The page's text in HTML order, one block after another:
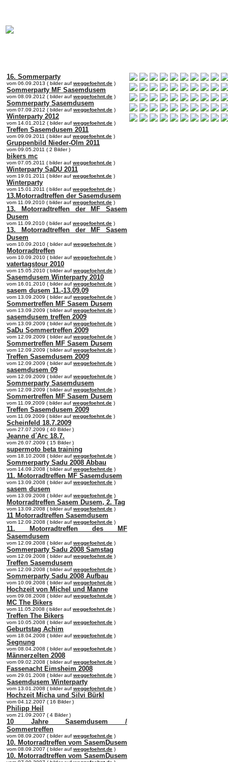
16. Sommerparty
vom 06.09.2013 ( bilder auf weggefoehnt.de )
Sommerparty MF Sasemdusem
vom 08.09.2012 ( bilder auf weggefoehnt.de )
Sommerparty Sasemdusem
vom 07.09.2012 ( bilder auf weggefoehnt.de )
Winterparty 2012
vom 14.01.2012 ( bilder auf weggefoehnt.de )
Treffen Sasemdusem 2011
vom 09.09.2011 ( bilder auf weggefoehnt.de )
Gruppenbild Nieder-Olm 2011
vom 09.05.2011 ( 2 Bilder )
bikers mc
vom 07.05.2011 ( bilder auf weggefoehnt.de )
Winterparty SaDU 2011
vom 19.01.2011 ( bilder auf weggefoehnt.de )
Winterparty
vom 15.01.2011 ( bilder auf weggefoehnt.de )
13.Motorradtreffen der Sasemdusem
vom 11.09.2010 ( bilder auf weggefoehnt.de )
13. Motorradtreffen der MF Sasem
Dusem
vom 11.09.2010 ( bilder auf weggefoehnt.de )
13. Motorradtreffen der MF Sasem
Dusem
vom 10.09.2010 ( bilder auf weggefoehnt.de )
Motorradtreffen
vom 10.09.2010 ( bilder auf weggefoehnt.de )
vatertagstour 2010
vom 15.05.2010 ( bilder auf weggefoehnt.de )
Sasemdusem Winterparty 2010
vom 16.01.2010 ( bilder auf weggefoehnt.de )
sasem dusem 11.-13.09.09
vom 13.09.2009 ( bilder auf weggefoehnt.de )
Sommertreffen MF Sasem Dusem
vom 13.09.2009 ( bilder auf weggefoehnt.de )
sasemdusem treffen 2009
vom 13.09.2009 ( bilder auf weggefoehnt.de )
SaDu Sommertreffen 2009
vom 12.09.2009 ( bilder auf weggefoehnt.de )
Sommertreffen MF Sasem Dusem
vom 12.09.2009 ( bilder auf weggefoehnt.de )
Treffen Sasemdusem 2009
vom 12.09.2009 ( bilder auf weggefoehnt.de )
sasemdusem 09
vom 12.09.2009 ( bilder auf weggefoehnt.de )
Sommerparty Sasemdusem
vom 12.09.2009 ( bilder auf weggefoehnt.de )
Sommertreffen MF Sasem Dusem
vom 11.09.2009 ( bilder auf weggefoehnt.de )
Treffen Sasemdusem 2009
vom 11.09.2009 ( bilder auf weggefoehnt.de )
Scheinfeld 18.7.2009
vom 27.07.2009 ( 40 Bilder )
Jeanne d´Arc 18.7.
vom 26.07.2009 ( 15 Bilder )
supermoto beta training
vom 18.10.2008 ( bilder auf weggefoehnt.de )
Sommerparty Sadu 2008 Abbau
vom 14.09.2008 ( bilder auf weggefoehnt.de )
11. Motorradtreffen MF Sasemdusem
vom 13.09.2008 ( bilder auf weggefoehnt.de )
sasem dusem
vom 13.09.2008 ( bilder auf weggefoehnt.de )
Motorradtreffen Sasem Dusem, 2. Tag
vom 13.09.2008 ( bilder auf weggefoehnt.de )
11 Motorradtreffen Sasemdusem
vom 12.09.2008 ( bilder auf weggefoehnt.de )
11. Motorradtreffen des MF
Sasemdusem
vom 12.09.2008 ( bilder auf weggefoehnt.de )
Sommerparty Sadu 2008 Samstag
vom 12.09.2008 ( bilder auf weggefoehnt.de )
Treffen Sasemdusem
vom 12.09.2008 ( bilder auf weggefoehnt.de )
Sommerparty Sadu 2008 Aufbau
vom 10.09.2008 ( bilder auf weggefoehnt.de )
Hochzeit von Michel und Manne
vom 09.08.2008 ( bilder auf weggefoehnt.de )
MC The Bikers
vom 11.05.2008 ( bilder auf weggefoehnt.de )
Treffen The Bikers
vom 10.05.2008 ( bilder auf weggefoehnt.de )
Geburtstag Achim
vom 18.04.2008 ( bilder auf weggefoehnt.de )
Segnung
vom 08.04.2008 ( bilder auf weggefoehnt.de )
Männerzelten 2008
vom 09.02.2008 ( bilder auf weggefoehnt.de )
Fassenacht Eimsheim 2008
vom 29.01.2008 ( bilder auf weggefoehnt.de )
Sasemdusem Winterparty
vom 13.01.2008 ( bilder auf weggefoehnt.de )
Hochzeit Micha und Silvi Bürkl
vom 04.12.2007 ( 16 Bilder )
Philipp Heil
vom 21.09.2007 ( 4 Bilder )
10 Jahre Sasemdusem /
Sommertreffen
vom 08.09.2007 ( bilder auf weggefoehnt.de )
10. Motorradtreffen vom SasemDusem
vom 08.09.2007 ( bilder auf weggefoehnt.de )
10. Motorradtreffen vom SasemDusem